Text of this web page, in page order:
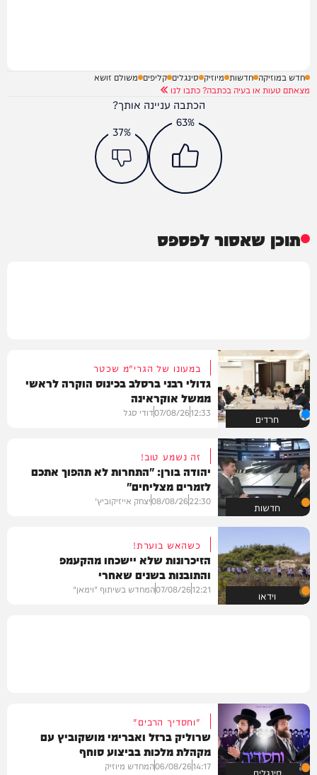
חדש במוזיקה חדשות מיוזיק סינגלים קליפים משולם זושא
מצאתם טעות או בעיה בכתבה? כתבו לנו
הכתבה עניינה אותך?
63%
37%
תוכן שאסור לפספס
חרדים
במעונו של הגרי"מ שכטר
גדולי רבני ברסלב בכינוס הוקרה לראשי
ממשל אוקראינה
12:33
07/08/26דודי סגל
חדשות
זה נשמע טוב!
יהודה בורן: "התחרות לא תהפוך אתכם
לזמרים מצליחים"
22:30
08/08/26יצחק אייזיקוביץ'
וידאו
כשהאש בוערת!
הזיכרונות שלא יישכחו מהקעמפ
והתובנות בשנים שאחרי
12:21
07/08/26המחדש בשיתוף "וימאן"
"וחסדיך הרבים"
שרוליק ברזל ואברימי מושקוביץ עם
מקהלת מלכות בביצוע סוחף
14:17
06/08/26המחדש מיוזיק